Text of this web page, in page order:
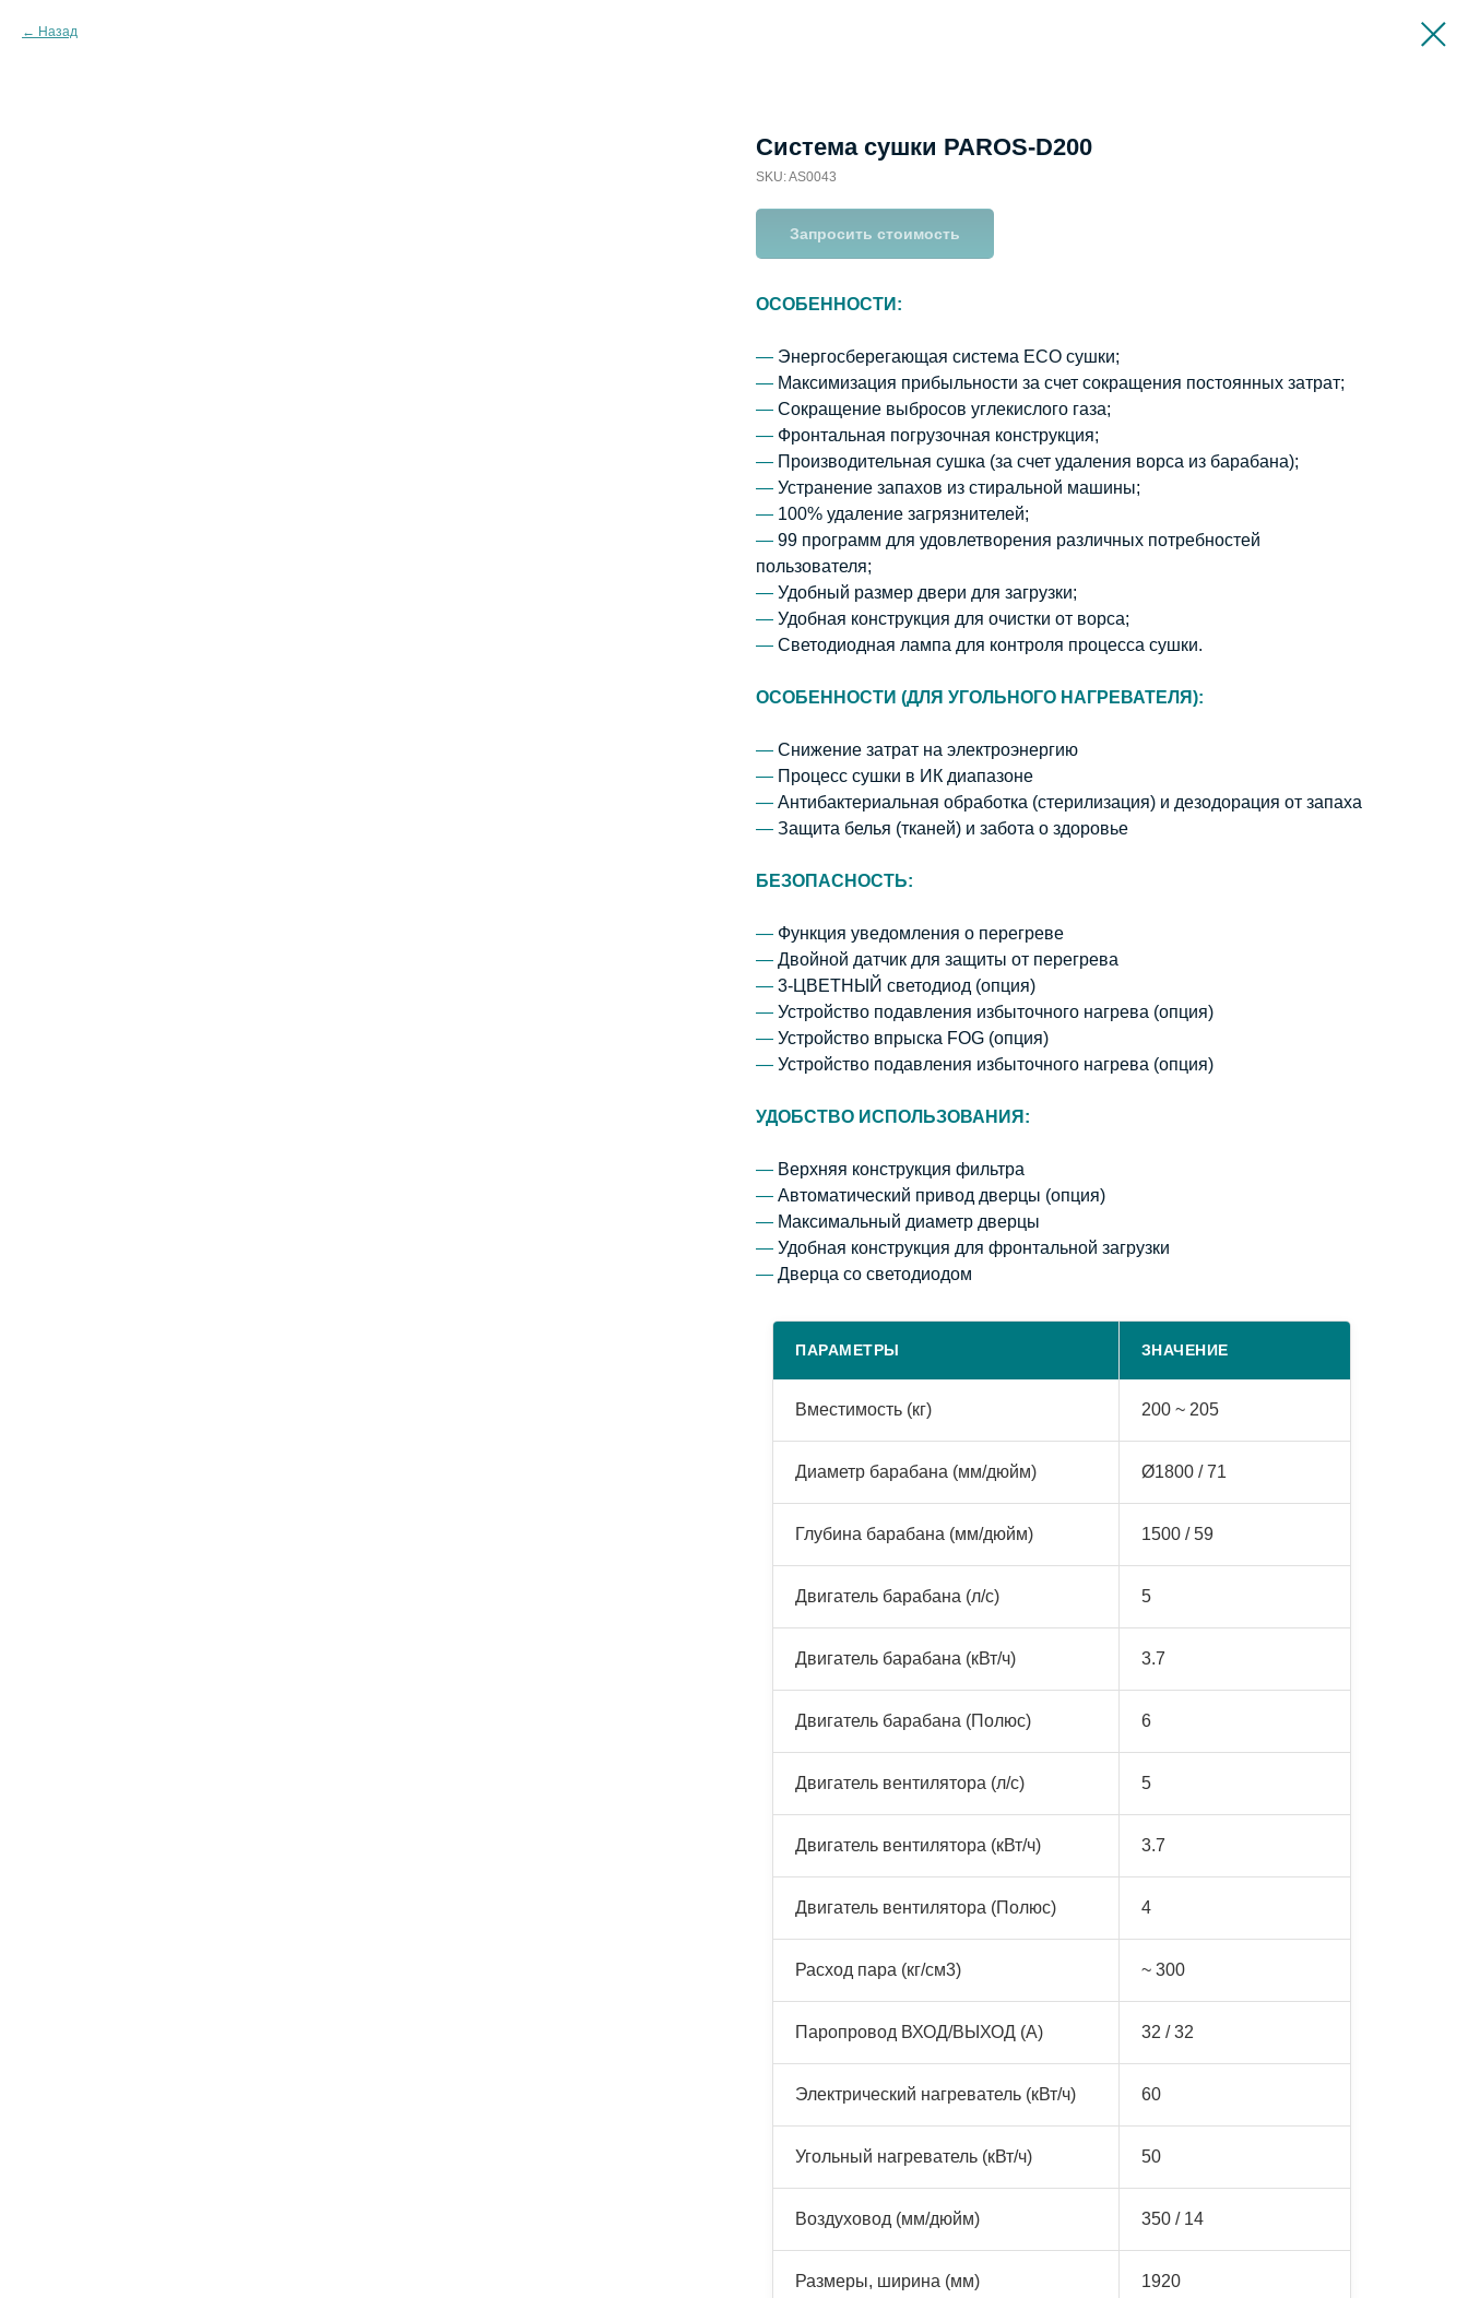
Назад
Система сушки PAROS-D200
SKU:AS0043
Запросить стоимость
ОСОБЕННОСТИ:
— Энергосберегающая система ECO сушки;
— Максимизация прибыльности за счет сокращения постоянных затрат;
— Сокращение выбросов углекислого газа;
— Фронтальная погрузочная конструкция;
— Производительная сушка (за счет удаления ворса из барабана);
— Устранение запахов из стиральной машины;
— 100% удаление загрязнителей;
— 99 программ для удовлетворения различных потребностей
пользователя;
— Удобный размер двери для загрузки;
— Удобная конструкция для очистки от ворса;
— Светодиодная лампа для контроля процесса сушки.
ОСОБЕННОСТИ (ДЛЯ УГОЛЬНОГО НАГРЕВАТЕЛЯ):
— Снижение затрат на электроэнергию
— Процесс сушки в ИК диапазоне
— Антибактериальная обработка (стерилизация) и дезодорация от запаха
— Защита белья (тканей) и забота о здоровье
БЕЗОПАСНОСТЬ:
— Функция уведомления о перегреве
— Двойной датчик для защиты от перегрева
— 3-ЦВЕТНЫЙ светодиод (опция)
— Устройство подавления избыточного нагрева (опция)
— Устройство впрыска FOG (опция)
— Устройство подавления избыточного нагрева (опция)
УДОБСТВО ИСПОЛЬЗОВАНИЯ:
— Верхняя конструкция фильтра
— Автоматический привод дверцы (опция)
— Максимальный диаметр дверцы
— Удобная конструкция для фронтальной загрузки
— Дверца со светодиодом
ПАРАМЕТРЫ ЗНАЧЕНИЕ
Вместимость (кг) 200 ~ 205
Диаметр барабана (мм/дюйм) Ø1800 / 71
Глубина барабана (мм/дюйм) 1500 / 59
Двигатель барабана (л/с) 5
Двигатель барабана (кВт/ч) 3.7
Двигатель барабана (Полюс) 6
Двигатель вентилятора (л/с) 5
Двигатель вентилятора (кВт/ч) 3.7
Двигатель вентилятора (Полюс) 4
Расход пара (кг/см3) ~ 300
Паропровод ВХОД/ВЫХОД (А) 32 / 32
Электрический нагреватель (кВт/ч) 60
Угольный нагреватель (кВт/ч) 50
Воздуховод (мм/дюйм) 350 / 14
Размеры, ширина (мм) 1920